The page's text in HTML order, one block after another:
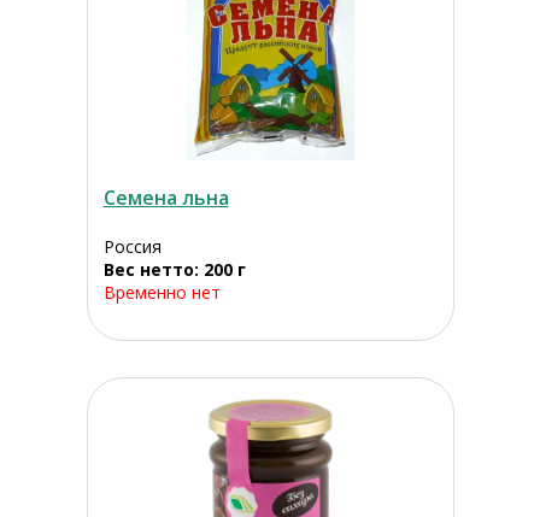
Семена льна
Россия
Вес нетто: 200 г
Временно нет